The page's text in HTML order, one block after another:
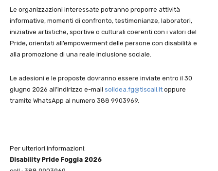
Le organizzazioni interessate potranno proporre attività
informative, momenti di confronto, testimonianze, laboratori,
iniziative artistiche, sportive o culturali coerenti con i valori del
Pride, orientati all’empowerment delle persone con disabilità e
alla promozione di una reale inclusione sociale.
Le adesioni e le proposte dovranno essere inviate entro il 30
giugno 2026 all’indirizzo e-mail solidea.fg@tiscali.it oppure
tramite WhatsApp al numero 388 9903969.
Per ulteriori informazioni:
Disability Pride Foggia 2026